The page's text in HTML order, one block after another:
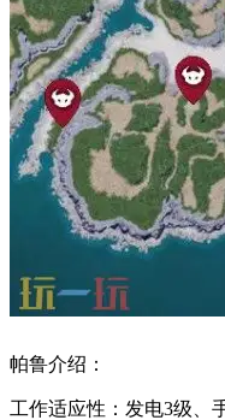
帕鲁介绍：
工作适应性：发电3级、